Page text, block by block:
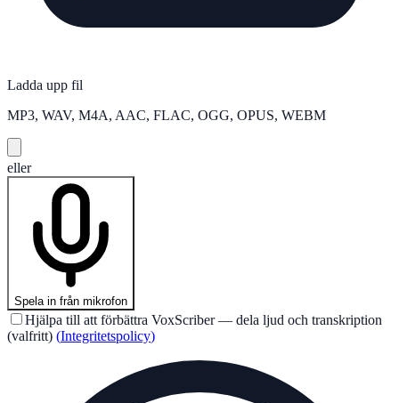
Ladda upp fil
MP3, WAV, M4A, AAC, FLAC, OGG, OPUS, WEBM
eller
Spela in från mikrofon
Hjälpa till att förbättra VoxScriber — dela ljud och transkription
(valfritt) (Integritetspolicy)